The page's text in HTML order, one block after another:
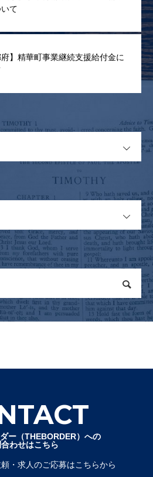
て
府】精華町事業継続支援給付金に
ー（THEBORDER）への
わせはこちら
・求人のご応募はこちらから